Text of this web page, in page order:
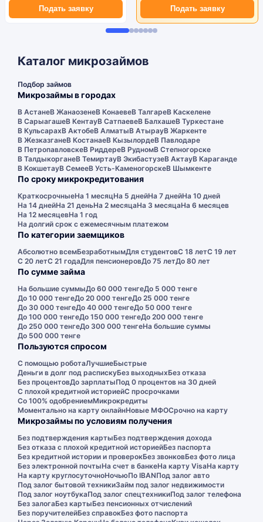
Подать заявку Подать заявку
Каталог микрозаймов
Подбор займов
Микрозаймы в городах
В АстанеВ ЖанаозенеВ КонаевеВ ТалгареВ Каскелене
В СарыагашеВ КентауВ СатпаевеВ БалхашеВ Туркестане
В КульсарахВ АктобеВ АлматыВ АтырауВ Жаркенте
В ЖезказганеВ КостанаеВ КызылордеВ Павлодаре
В ПетропавловскеВ РиддереВ РудномВ Степногорске
В ТалдыкорганеВ ТемиртауВ ЭкибастузеВ АктауВ Караганде
В КокшетауВ СемееВ Усть-КаменогорскеВ Шымкенте
По сроку микрокредитования
КраткосрочныеНа 1 месяцНа 5 днейНа 7 днейНа 10 дней
На 14 днейНа 21 деньНа 2 месяцаНа 3 месяцаНа 6 месяцев
На 12 месяцевНа 1 год
На долгий срок с ежемесячным платежом
По категории заемщиков
Абсолютно всемБезработнымДля студентовС 18 летС 19 лет
С 20 летС 21 годаДля пенсионеровДо 75 летДо 80 лет
По сумме займа
На большие суммыДо 60 000 тенгеДо 5 000 тенге
До 10 000 тенгеДо 20 000 тенгеДо 25 000 тенге
До 30 000 тенгеДо 40 000 тенгеДо 50 000 тенге
До 100 000 тенгеДо 150 000 тенгеДо 200 000 тенге
До 250 000 тенгеДо 300 000 тенгеНа большие суммы
До 500 000 тенге
Пользуются спросом
С помощью роботаЛучшиеБыстрые
Деньги в долг под распискуБез выходныхБез отказа
Без процентовДо зарплатыПод 0 процентов на 30 дней
С плохой кредитной историейС просрочками
Со 100% одобрениемМикрокредиты
Моментально на карту онлайнНовые МФОСрочно на карту
Микрозаймы по условиям получения
Без подтверждения картыБез подтверждения дохода
Без отказа с плохой кредитной историейБез паспорта
Без кредитной истории и проверокБез звонковБез фото лица
Без электронной почтыНа счет в банкеНа карту VisaНа карту
На карту круглосуточноНочьюПо IBANПод залог авто
Под залог бытовой техникиЗайм под залог недвижимости
Под залог ноутбукаПод залог спецтехникиПод залог телефона
Без залогаБез картыБез пенсионных отчислений
Без поручителейБез справокБез фото паспорта